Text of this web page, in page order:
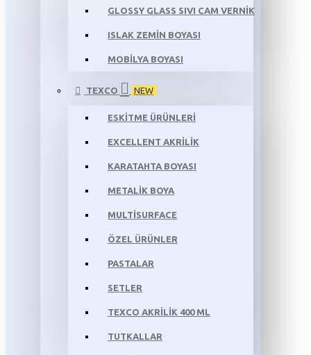
GLOSSY GLASS SIVI CAM VERNİK
ISLAK ZEMİN BOYASI
MOBİLYA BOYASI
TEXCO NEW
ESKİTME ÜRÜNLERİ
EXCELLENT AKRİLİK
KARATAHTA BOYASI
METALİK BOYA
MULTİSURFACE
ÖZEL ÜRÜNLER
PASTALAR
SETLER
TEXCO AKRİLİK 400 ML
TUTKALLAR